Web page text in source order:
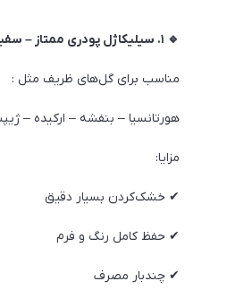
🔹 ۱. سیلیکاژل پودری ممتاز – سفید با نشانگر آبی
مناسب برای گل‌های ظریف مثل :
هورتانسیا – بنفشه – ارکیده –
مزایا:
✔ خشک‌کردن بسیار دقیق
✔ حفظ کامل رنگ و فرم
✔ چندبار مصرف